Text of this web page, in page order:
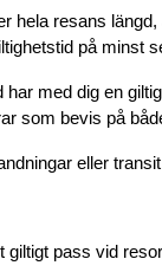
hela resans
på minst
har med dig en
som bevis på
eller
giltigt pass vid